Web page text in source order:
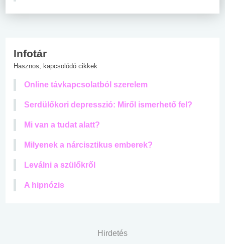
Infotár
Hasznos, kapcsolódó cikkek
Online távkapcsolatból szerelem
Serdülőkori depresszió: Miről ismerhető fel?
Mi van a tudat alatt?
Milyenek a nárcisztikus emberek?
Leválni a szülőkről
A hipnózis
Hirdetés